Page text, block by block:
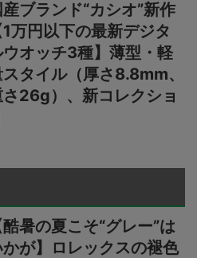
産ブランド“カシオ”新作
1万円以下の最新デジタ
ウオッチ3種】薄型・軽
タイル（厚さ8.8mm、
26g）、新コレクショ
酷暑の夏こそ“グレー”は
かが】ロレックスの褪色